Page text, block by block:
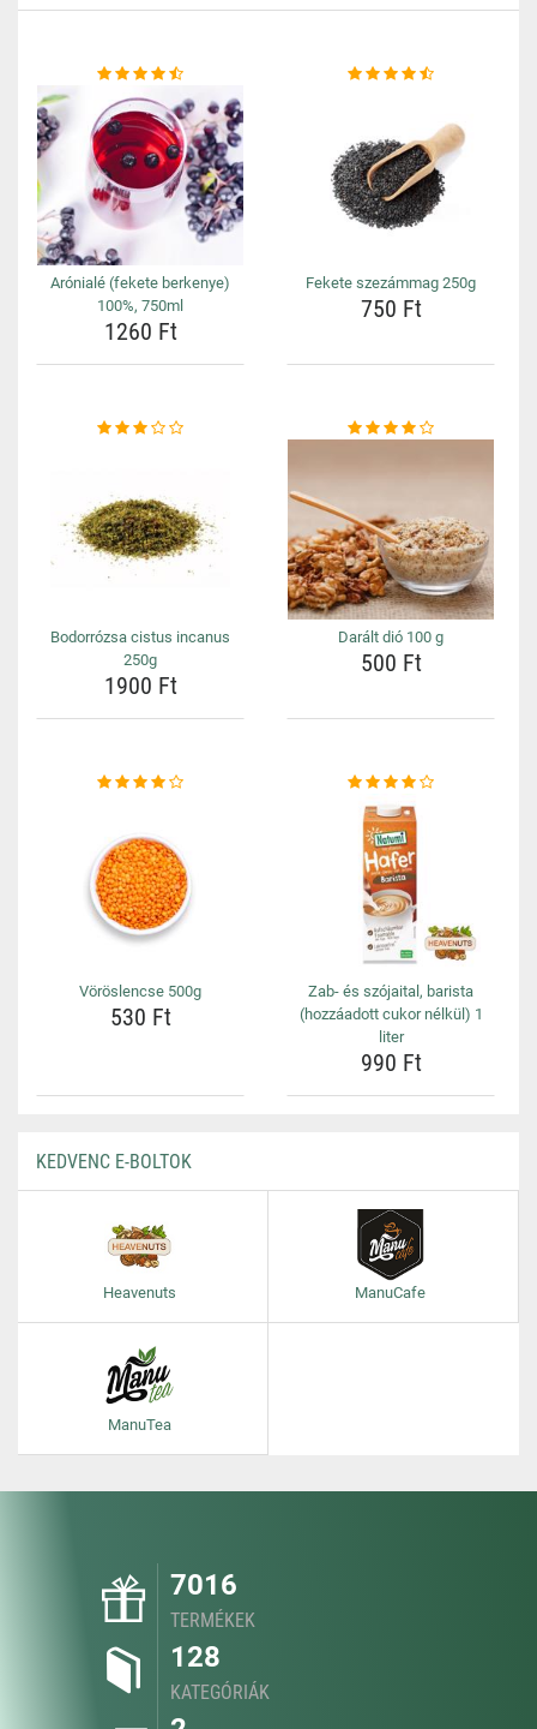
Arónialé (fekete berkenye)
100%, 750ml
1260 Ft
Fekete szezámmag 250g
750 Ft
Bodorrózsa cistus incanus
250g
1900 Ft
Darált dió 100 g
500 Ft
Vöröslencse 500g
530 Ft
Zab- és szójaital, barista
(hozzáadott cukor nélkül) 1
liter
990 Ft
KEDVENC E-BOLTOK
Heavenuts ManuCafe
ManuTea
7016
TERMÉKEK
128
KATEGÓRIÁK